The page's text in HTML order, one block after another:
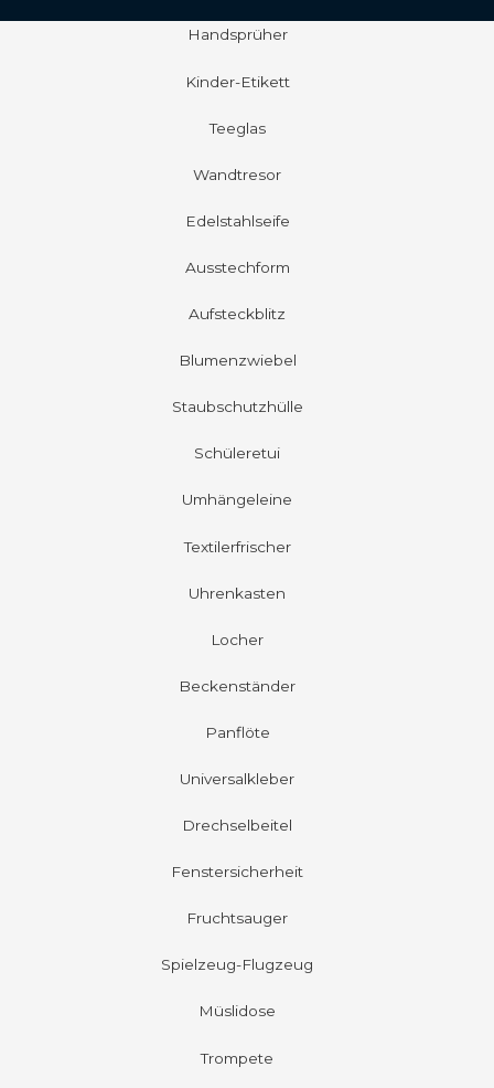
Handsprüher
Kinder-Etikett
Teeglas
Wandtresor
Edelstahlseife
Ausstechform
Aufsteckblitz
Blumenzwiebel
Staubschutzhülle
Schüleretui
Umhängeleine
Textilerfrischer
Uhrenkasten
Locher
Beckenständer
Panflöte
Universalkleber
Drechselbeitel
Fenstersicherheit
Fruchtsauger
Spielzeug-Flugzeug
Müslidose
Trompete